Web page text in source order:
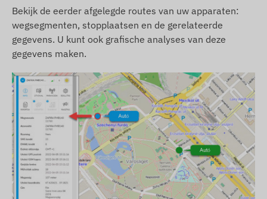
Bekijk de eerder afgelegde routes van uw apparaten:
wegsegmenten, stopplaatsen en de gerelateerde
gegevens. U kunt ook grafische analyses van deze
gegevens maken.